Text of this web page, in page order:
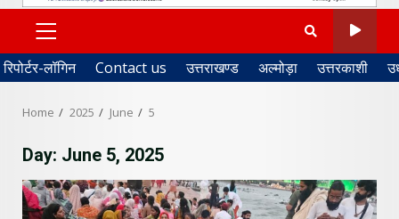
PRIMARY
MENU
रिपोर्टर-लॉगिन Contact us उत्तराखण्ड अल्मोड़ा उत्तरकाशी
Home 2025 June 5
Day: June 5, 2025